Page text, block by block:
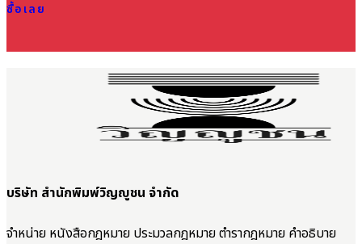
ซื้อเลย
บริษัท สำนักพิมพ์วิญญูชน จำกัด
จำหน่าย หนังสือกฎหมาย ประมวลกฎหมาย ตำรากฎหมาย คำอธิบาย